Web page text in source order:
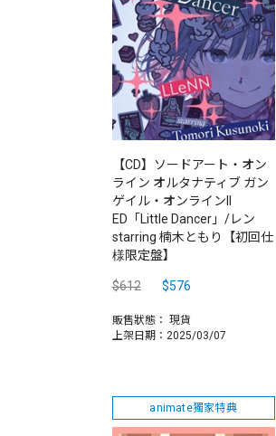
【CD】ソードアート・オン
ライン オルタナティブ ガン
ゲイル・オンラインII
ED「Little Dancer」/レン
starring 楠木ともり【初回仕
様限定盤】
$612 $576
販售狀態： 現貨
上架日期：2025/03/07
animate獨家特典